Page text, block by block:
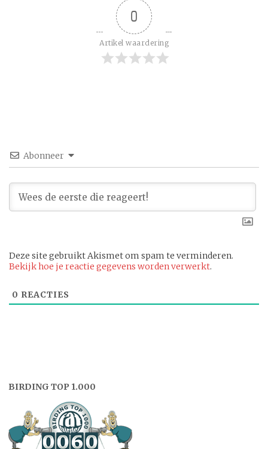
0
Artikel waardering
Abonneer
Deze site gebruikt Akismet om spam te verminderen.
Bekijk hoe je reactie gegevens worden verwerkt.
0 REACTIES
BIRDING TOP 1.000